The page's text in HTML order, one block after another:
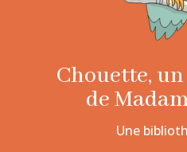
Chouette,
de
Une